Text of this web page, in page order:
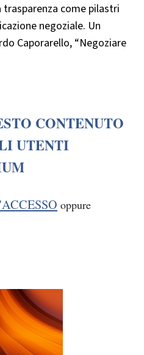
come pilastri
negoziale. Un
Caporarello, “Negoziare
CONTENUTO
UTENTI
oppure